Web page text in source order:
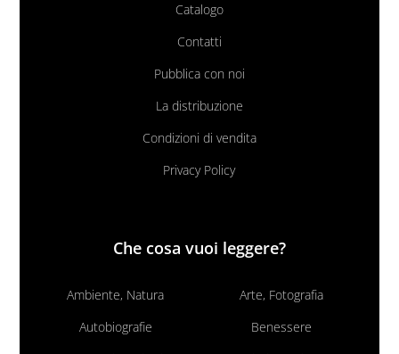
Catalogo
Contatti
Pubblica con noi
La distribuzione
Condizioni di vendita
Privacy Policy
Che cosa vuoi leggere?
Ambiente, Natura
Arte, Fotografia
Autobiografie
Benessere